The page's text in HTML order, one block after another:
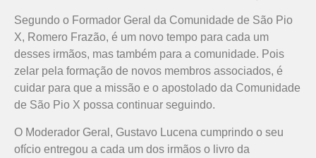
Segundo o Formador Geral da Comunidade de São Pio
X, Romero Frazão, é um novo tempo para cada um
desses irmãos, mas também para a comunidade. Pois
zelar pela formação de novos membros associados, é
cuidar para que a missão e o apostolado da Comunidade
de São Pio X possa continuar seguindo.
O Moderador Geral, Gustavo Lucena cumprindo o seu
ofício entregou a cada um dos irmãos o livro da